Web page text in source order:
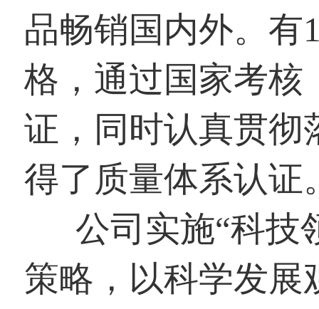
品畅销国内外。有
格，通过国家考核
证，同时认真贯彻
得了质量体系认证
公司实施“科技
策略，以科学发展